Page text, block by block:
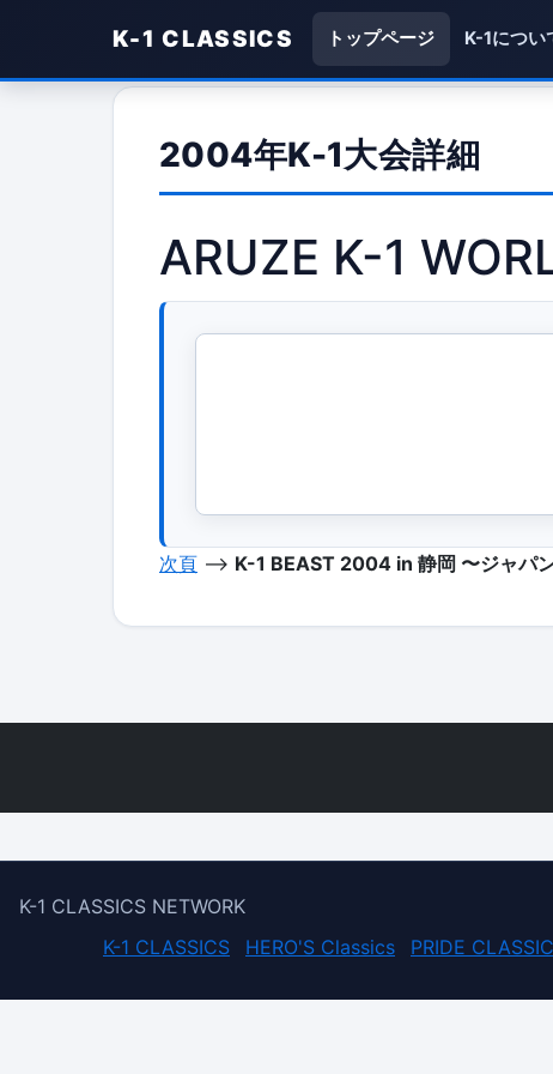
K-1 CLASSICS トップページ K-1につい
2004年K-1大会詳細
ARUZE K-1
次頁 --> K-1 BEAST 2004 in 静岡 〜ジャパ
K-1 CLASSICS NETWORK
K-1 CLASSICS
HERO'S Classics PRIDE